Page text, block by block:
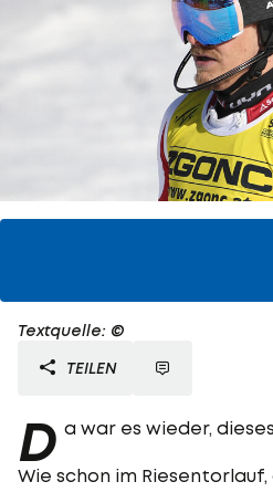
Textquelle: ©
TEILEN
D a war es wieder,
Wie schon im Riesentorlauf,